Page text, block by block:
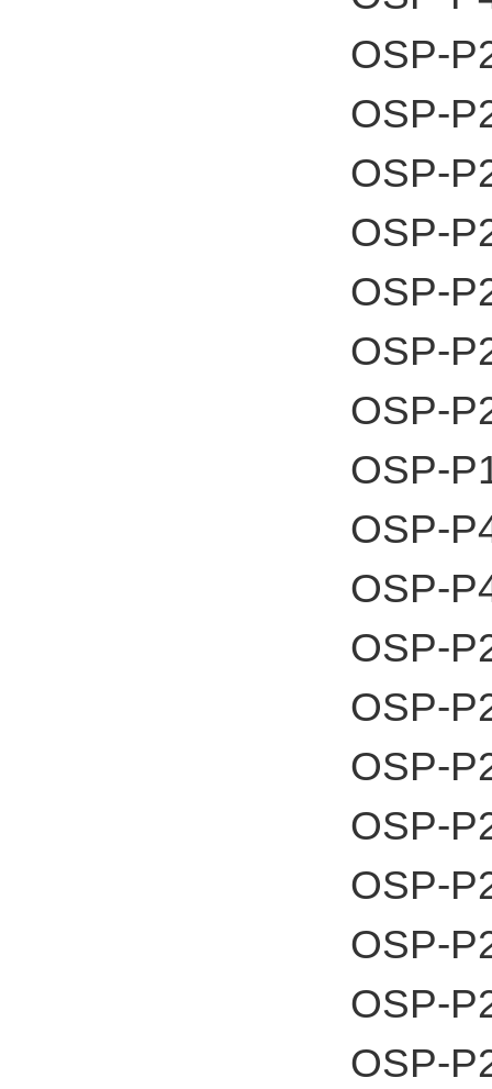
OSP-
OSP-
OSP-
OSP-
OSP-
OSP-
OSP-
OSP-
OSP-
OSP-
OSP-
OSP-
OSP-
OSP-
OSP-
OSP-
OSP-
OSP-